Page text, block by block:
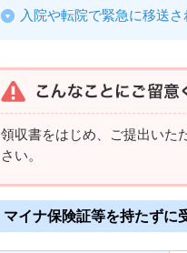
入院や転院で緊急に移送さ
領収書をはじめ、ご提出いた
さい。
マイナ保険証等を持たずに